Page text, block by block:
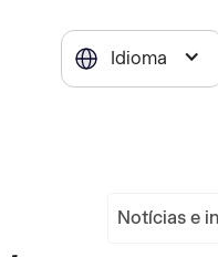
Idioma
Notícias e